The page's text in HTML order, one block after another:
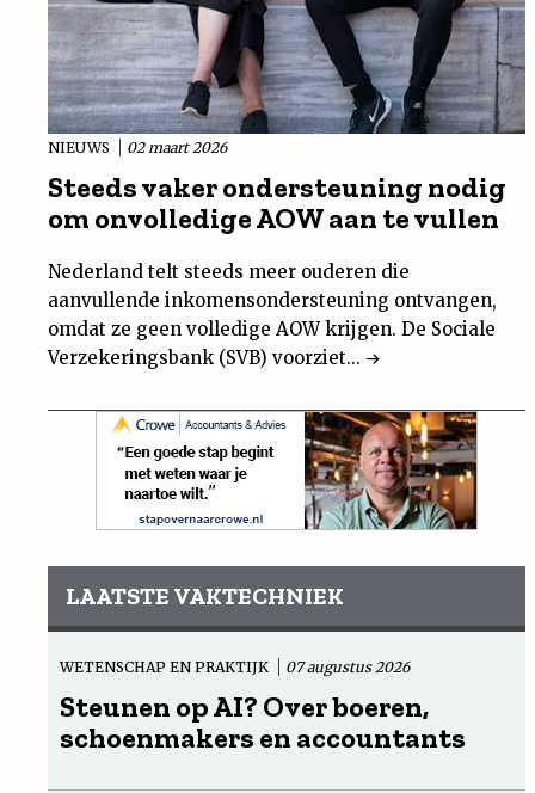
NIEUWS 02 maart 2026
Steeds vaker ondersteuning nodig
om onvolledige AOW aan te vullen
Nederland telt steeds meer ouderen die
aanvullende inkomensondersteuning ontvangen,
omdat ze geen volledige AOW krijgen. De Sociale
Verzekeringsbank (SVB) voorziet...
LAATSTE VAKTECHNIEK
WETENSCHAP EN PRAKTIJK 07 augustus 2026
Steunen op AI? Over boeren,
schoenmakers en accountants